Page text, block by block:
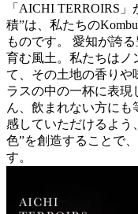
「AICHI TERROIRS
積”は、私たちの
ものです。 愛知が誇
育む風土。私たちはノ
て、その土地の香りや
ラスの中の一杯に表現
ん、飲まれない方に
感していただけるよう
色”を創造することで
す。